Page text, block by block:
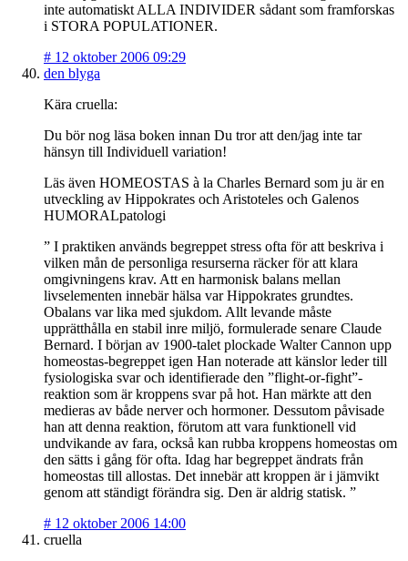
inte automatiskt ALLA INDIVIDER sådant som framforskas
i STORA POPULATIONER.
# 12 oktober 2006 09:29
den blyga
Kära cruella:
Du bör nog läsa boken innan Du tror att den/jag inte tar
hänsyn till Individuell variation!
Läs även HOMEOSTAS à la Charles Bernard som ju är en
utveckling av Hippokrates och Aristoteles och Galenos
HUMORALpatologi
” I praktiken används begreppet stress ofta för att beskriva i
vilken mån de personliga resurserna räcker för att klara
omgivningens krav. Att en harmonisk balans mellan
livselementen innebär hälsa var Hippokrates grundtes.
Obalans var lika med sjukdom. Allt levande måste
upprätthålla en stabil inre miljö, formulerade senare Claude
Bernard. I början av 1900-talet plockade Walter Cannon upp
homeostas-begreppet igen Han noterade att känslor leder till
fysiologiska svar och identifierade den ”flight-or-fight”-
reaktion som är kroppens svar på hot. Han märkte att den
medieras av både nerver och hormoner. Dessutom påvisade
han att denna reaktion, förutom att vara funktionell vid
undvikande av fara, också kan rubba kroppens homeostas om
den sätts i gång för ofta. Idag har begreppet ändrats från
homeostas till allostas. Det innebär att kroppen är i jämvikt
genom att ständigt förändra sig. Den är aldrig statisk. ”
# 12 oktober 2006 14:00
cruella